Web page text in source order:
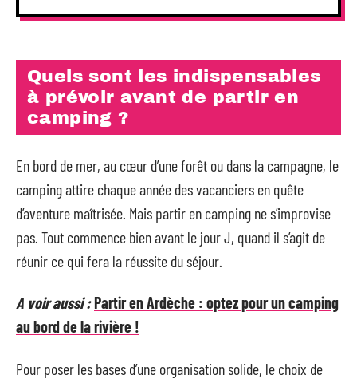
Quels sont les indispensables
à prévoir avant de partir en
camping ?
En bord de mer, au cœur d’une forêt ou dans la campagne, le
camping attire chaque année des vacanciers en quête
d’aventure maîtrisée. Mais partir en camping ne s’improvise
pas. Tout commence bien avant le jour J, quand il s’agit de
réunir ce qui fera la réussite du séjour.
A voir aussi :Partir en Ardèche : optez pour un camping
au bord de la rivière !
Pour poser les bases d’une organisation solide, le choix de